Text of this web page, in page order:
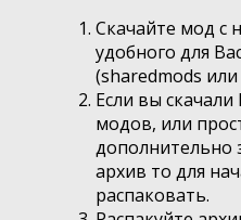
Скачайте мод с
удобного для
(sharedmods
Если вы
модов, или
дополнительно
архив то для
распаковать.